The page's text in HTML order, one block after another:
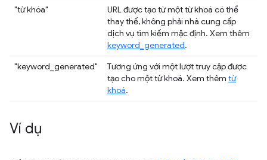
"từ khóa"
URL được tạo từ một từ khoá có thể
thay thế, không phải nhà cung cấp
dịch vụ tìm kiếm mặc định. Xem thêm
keyword_generated.
"keyword_generated"
Tương ứng với một lượt truy cập được
tạo cho một từ khoá. Xem thêm từ
khoá.
Ví dụ